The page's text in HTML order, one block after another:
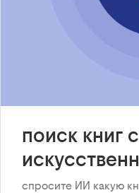
поиск книг
спросите ИИ какую